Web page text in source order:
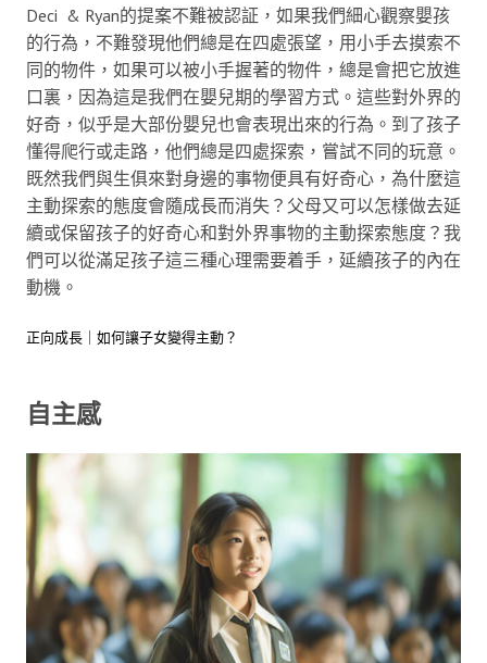
Deci & Ryan的提案不難被認証，如果我們細心觀察嬰孩
的行為，不難發現他們總是在四處張望，用小手去摸索不
同的物件，如果可以被小手握著的物件，總是會把它放進
口裏，因為這是我們在嬰兒期的學習方式。這些對外界的
好奇，似乎是大部份嬰兒也會表現出來的行為。到了孩子
懂得爬行或走路，他們總是四處探索，嘗試不同的玩意。
既然我們與生俱來對身邊的事物便具有好奇心，為什麼這
主動探索的態度會隨成長而消失？父母又可以怎樣做去延
續或保留孩子的好奇心和對外界事物的主動探索態度？我
們可以從滿足孩子這三種心理需要着手，延續孩子的內在
動機。
正向成長｜如何讓子女變得主動？
自主感